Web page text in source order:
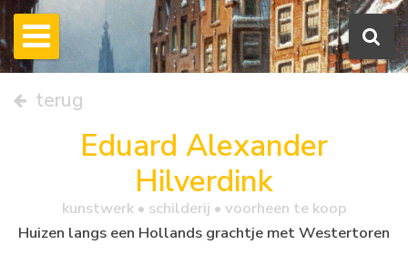
terug
Eduard Alexander
Hilverdink
kunstwerk • schilderij • voorheen te koop
Huizen langs een Hollands grachtje met Westertoren